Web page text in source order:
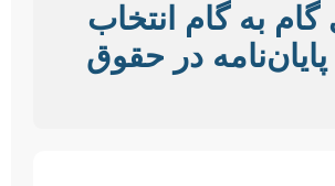
گام به گام انتخاب
در حقوق